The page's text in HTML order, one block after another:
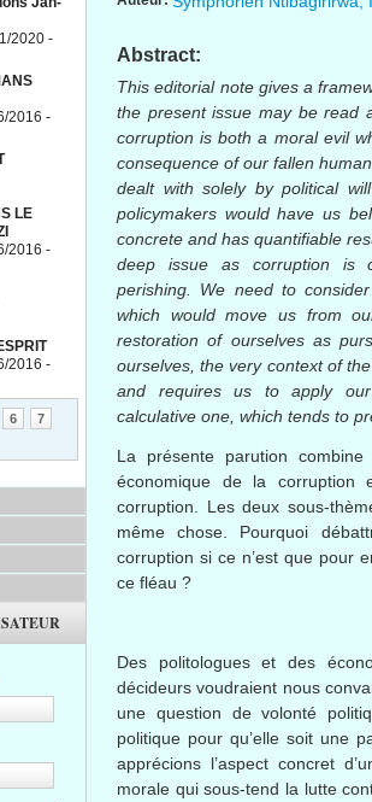
Abstract:
This editorial note gives a
the present issue may be read
corruption is both a moral evil
consequence of our fallen
dealt with solely by political
policymakers would have us
concrete and has quantifiable
deep issue as corruption is
perishing. We need to
which would move us from
restoration of ourselves as
ourselves, the very context of
and requires us to apply our
calculative one, which tends to
La présente parution
économique de la
corruption. Lesdeux sous-
même chose. Pourquoi
corruption si ce n’est quepour
ce fléau ?
Des politologueset des
décideurs voudraient nous
une question devolonté
politique pour qu’elle soit une
apprécions l’aspect concret
morale quisous-tend la lutte
2020 -
2016 -
LE
2016 -
2016 -
6
7